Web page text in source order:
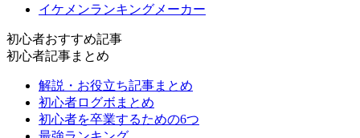
イケメンランキングメーカー
初心者おすすめ記事
初心者記事まとめ
解説・お役立ち記事まとめ
初心者ログボまとめ
初心者を卒業するための6つ